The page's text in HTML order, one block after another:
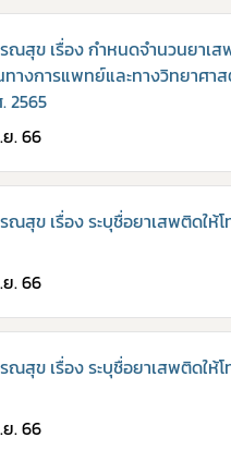
ณสุข เรื่อง กำหนดจำนวนยาเส
ทางการแพทย์และทางวิทยาศา
2565
. 66
ณสุข เรื่อง ระบุชื่อยาเสพติดให้โ
. 66
ณสุข เรื่อง ระบุชื่อยาเสพติดให้โ
. 66
เลือกหัว